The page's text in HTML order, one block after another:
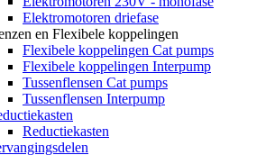
Elektromotoren driefase
en Flexibele koppelingen
Flexibele koppelingen Cat pumps
Flexibele koppelingen Interpump
Tussenflensen Cat pumps
Tussenflensen Interpump
Reductiekasten